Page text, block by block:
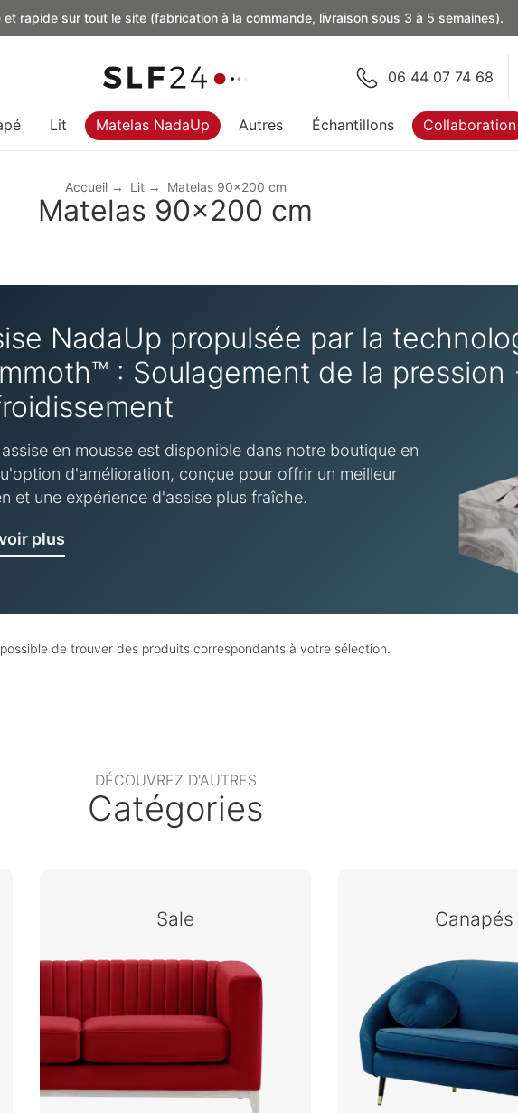
rapide sur tout le site (fabrication à la commande, livraison sous 3 à 5 semaines).
06 44 07 74 68
Lit Matelas NadaUp Autres Échantillons Collaboration
Accueil Lit Matelas 90x200 cm
Matelas 90x200 cm
NadaUp propulsée par la
: Soulagement de la pression
en mousse est disponible dans notre boutique en
d'amélioration, conçue pour offrir un meilleur
et une expérience d'assise plus fraîche.
plus
de trouver des produits correspondants à votre sélection.
DÉCOUVREZ D'AUTRES
Catégories
Sale Canapés